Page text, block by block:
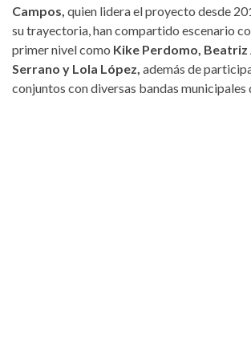
Campos, quien lidera el proyecto desde
su trayectoria, han compartido escenario
primer nivel como Kike Perdomo, Beatriz
Serrano y Lola López, además de
conjuntos con diversas bandas municipales